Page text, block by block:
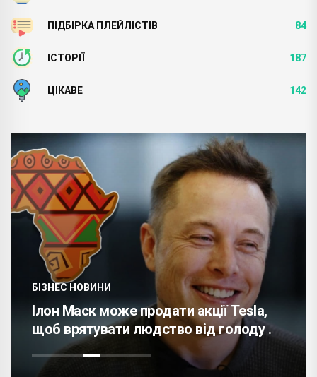
ПІДБІРКА ПЛЕЙЛІСТІВ 84
ІСТОРІЇ 187
ЦІКАВЕ 142
БІЗНЕС НОВИНИ
Ілон Маск може продати акції Tesla,
щоб врятувати людство від голоду .